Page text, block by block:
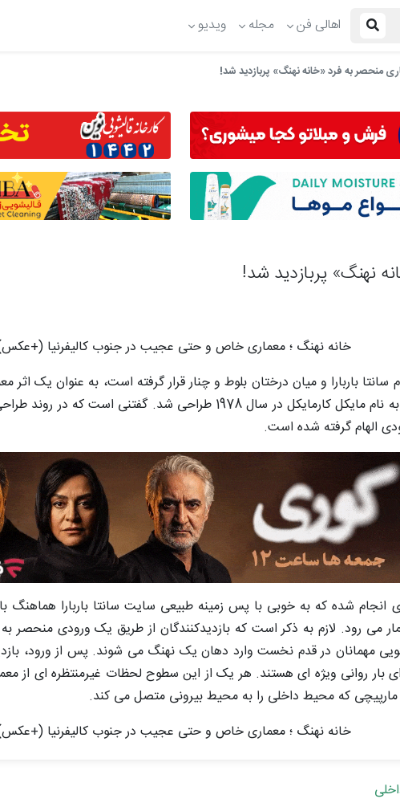
اهالی فن مجله ویدیو
منحصر به فرد «خانه نهنگ» پربازدید شد!
نهنگ» پربازدید شد!
باربارا و‌ میان درختان بلوط و چنار قرار گرفته است، به عنوان یک
می شود. این پروژه توسط طراحی به نام مایکل کارمایکل در سال 1978
الهام گرفته شده است.
انجام شده که به خوبی با پس زمینه طبیعی سایت سانتا باربارا هماهنگ
می رود. لازم به ذکر است که بازدیدکنندگان از طریق یک ورودی
مهمانان در قدم نخست وارد دهان یک نهنگ می شوند. پس از ورود،
روانی ویژه ای هستند. هر یک از این سطوح لحظات غیرمنتظره ای از
مارپیچی که محیط داخلی را به محیط بیرونی متصل می کند.